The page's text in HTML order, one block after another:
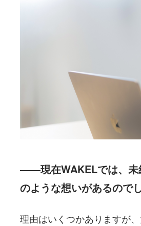
――現在WAKELでは、未
のような想いがあるので
理由はいくつかありますが